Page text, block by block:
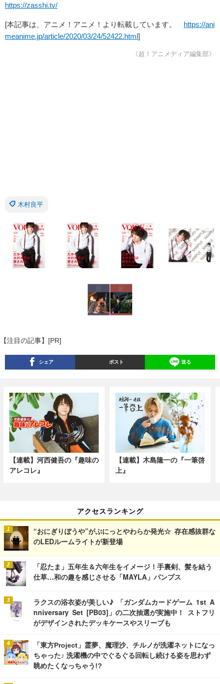
https://zasshi.tv/
[本記事は、アニメ！アニメ！より転載しています。 https://ani
meanime.jp/article/2020/03/24/52422.html]
《超！アニメディア編集部》
木村良平
【注目の記事】[PR]
シェア ポスト 送る
【連載】河西健吾の『趣味の
アレコレ』
【連載】木島隆一の『一筆啓
上』
アクセスランキング
“おにぎりぼうや”がぷにっとやわらか発光☆ 存在感抜群な
のLEDルームライトが新登場
「忍たま」五年生＆六年生をイメージ！手裏剣、髪を結う
仕草…和の趣を感じさせる「MAYLA」パンプス
ラクスの浴衣姿が美しい♪ 「ガンダムカードゲーム 1st A
nniversary Set [PB03]」の二次抽選が実施中！ ストフリ
がデザインされたデッキケースやスリーブも
「東方Project」霊夢、魔理沙、チルノが洗濯ネットになっ
ちゃった♪ 洗濯機の中でぐるぐる回転し続ける姿を思わず
眺めたくなっちゃう!?